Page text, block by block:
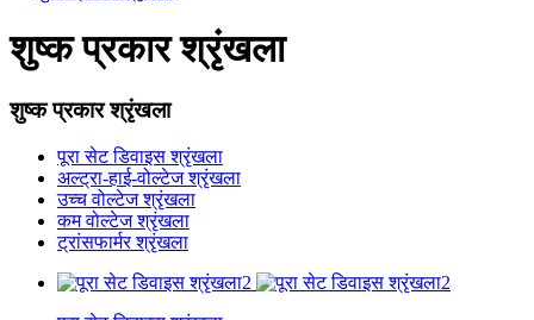
शुष्क प्रकार श्रृंखला
शुष्क प्रकार श्रृंखला
पूरा सेट डिवाइस श्रृंखला
अल्ट्रा-हाई-वोल्टेज श्रृंखला
उच्च वोल्टेज श्रृंखला
कम वोल्टेज श्रृंखला
ट्रांसफार्मर श्रृंखला